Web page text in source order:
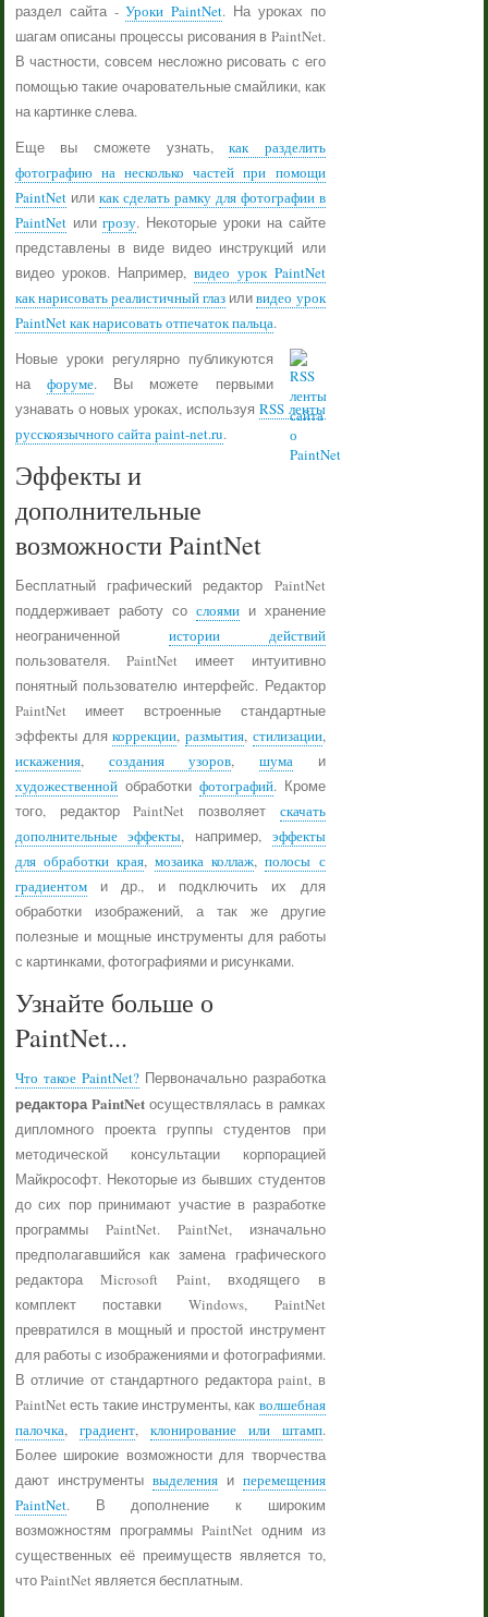
раздел сайта -Уроки PaintNet. На уроках по
шагам описаны процессы рисования в PaintNet.
В частности, совсем несложно рисовать с его
помощью такие очаровательные смайлики, как
на картинке слева.
Еще вы сможете узнать,как разделить
фотографию на несколько частей при помощи
PaintNetили как сделать рамку для фотографии в
PaintNetилигрозу. Некоторые уроки на сайте
представлены в виде видео инструкций или
видео уроков. Например, видео урок PaintNet
как нарисовать реалистичный глаз иливидео урок
PaintNet как нарисовать отпечаток пальца.
Новые уроки регулярно публикуются
нафоруме. Вы можете первыми
узнавать о новых уроках, используя RSS ленты
русскоязычного сайта paint-net.ru.
Эффекты и
дополнительные
возможности PaintNet
Бесплатный графический редактор PaintNet
поддерживает работу со слоямии хранение
неограниченной истории действий
пользователя. PaintNet имеет интуитивно
понятный пользователю интерфейс. Редактор
PaintNet имеет встроенные стандартные
эффекты длякоррекции, размытия, стилизации,
искажения, создания узоров, шумаи
художественнойобработки фотографий. Кроме
того, редактор PaintNet позволяет скачать
дополнительные эффекты, например, эффекты
для обработки края,мозаика коллаж,полосы с
градиентоми др., и подключить их для
обработки изображений, а так же другие
полезные и мощные инструменты для работы
с картинками, фотографиями и рисунками.
Узнайте больше о
PaintNet...
Что такое PaintNet?Первоначально разработка
редактора PaintNet осуществлялась в рамках
дипломного проекта группы студентов при
методической консультации корпорацией
Майкрософт. Некоторые из бывших студентов
до сих пор принимают участие в разработке
программы PaintNet. PaintNet, изначально
предполагавшийся как замена графического
редактора Microsoft Paint, входящего в
комплект поставки Windows, PaintNet
превратился в мощный и простой инструмент
для работы с изображениями и фотографиями.
В отличие от стандартного редактора paint, в
PaintNet есть такие инструменты, как волшебная
палочка, градиент, клонирование или штамп.
Более широкие возможности для творчества
дают инструменты выделенияи перемещения
PaintNet. В дополнение к широким
возможностям программы PaintNet одним из
существенных её преимуществ является то,
что PaintNet является бесплатным.